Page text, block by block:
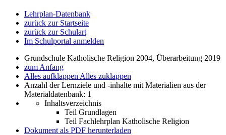
Lehrplan-Datenbank
zurück zur Startseite
zurück zur Schulart
Im Schulportal anmelden
Grundschule Katholische Religion 2004, Überarbeitung 2019
zum Anfang
Alles aufklappen Alles zuklappen
Anzahl der Lernziele und -inhalte mit Materialien aus der
Materialdatenbank: 1
Inhaltsverzeichnis
Teil Grundlagen
Teil Fachlehrplan Katholische Religion
Dokument als PDF herunterladen